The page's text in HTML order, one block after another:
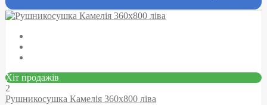
Хіт продажів
2
Рушникосушка Камелія 360х800 ліва